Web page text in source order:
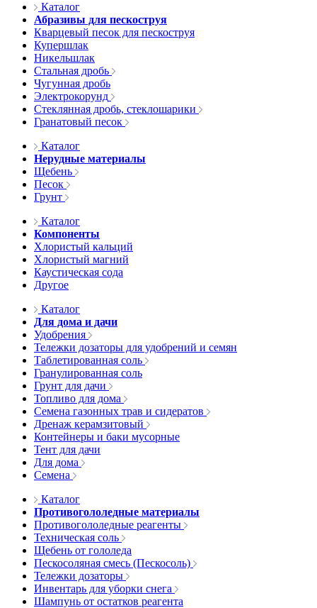
Каталог
Абразивы для пескоструя
Кварцевый песок для пескоструя
Купершлак
Никельшлак
Стальная дробь
Чугунная дробь
Электрокорунд
Стеклянная дробь, стеклошарики
Гранатовый песок
Каталог
Нерудные материалы
Щебень
Песок
Грунт
Каталог
Компоненты
Хлористый кальций
Хлористый магний
Каустическая сода
Другое
Каталог
Для дома и дачи
Удобрения
Тележки дозаторы для удобрений и семян
Таблетированная соль
Гранулированная соль
Грунт для дачи
Топливо для дома
Семена газонных трав и сидератов
Дренаж керамзитовый
Контейнеры и баки мусорные
Тент для дачи
Для дома
Семена
Каталог
Противогололедные материалы
Противогололедные реагенты
Техническая соль
Щебень от гололеда
Пескосоляная смесь (Пескосоль)
Тележки дозаторы
Инвентарь для уборки снега
Шампунь от остатков реагента